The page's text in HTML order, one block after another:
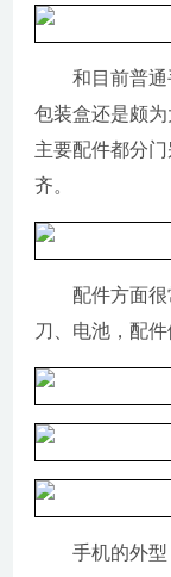
和目前普通
包装盒还是颇
主要配件都分
齐。
配件方面很
刀、电池，配件
手机的外型